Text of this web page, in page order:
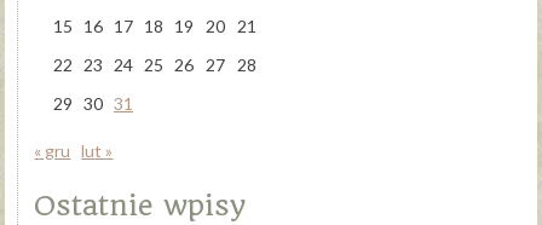
15
16 17 18 19 20
21
22 23 24 25 26 27
28
29 30 31
« gru lut »
Ostatnie wpisy